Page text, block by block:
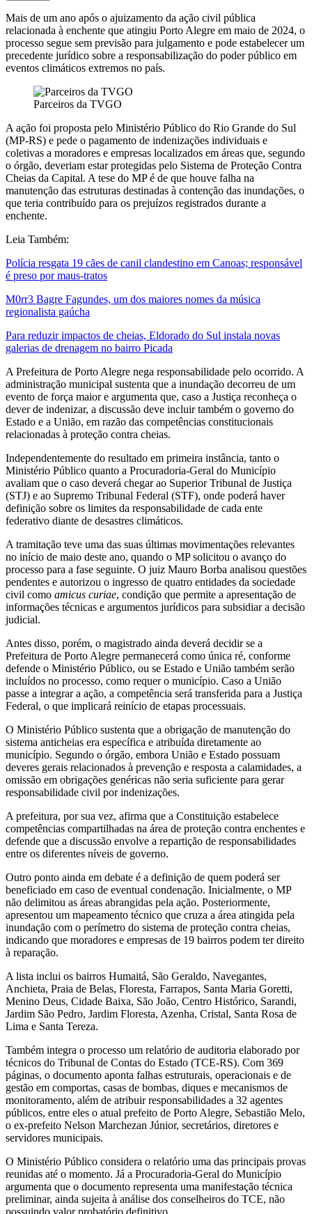
Mais de um ano após o ajuizamento da ação civil pública
relacionada à enchente que atingiu Porto Alegre em maio de 2024, o
processo segue sem previsão para julgamento e pode estabelecer um
precedente jurídico sobre a responsabilização do poder público em
eventos climáticos extremos no país.
Parceiros da TVGO
A ação foi proposta pelo Ministério Público do Rio Grande do Sul
(MP-RS) e pede o pagamento de indenizações individuais e
coletivas a moradores e empresas localizados em áreas que, segundo
o órgão, deveriam estar protegidas pelo Sistema de Proteção Contra
Cheias da Capital. A tese do MP é de que houve falha na
manutenção das estruturas destinadas à contenção das inundações, o
que teria contribuído para os prejuízos registrados durante a
enchente.
Leia Também:
Polícia resgata 19 cães de canil clandestino em Canoas; responsável
é preso por maus-tratos
M0rr3 Bagre Fagundes, um dos maiores nomes da música
regionalista gaúcha
Para reduzir impactos de cheias, Eldorado do Sul instala novas
galerias de drenagem no bairro Picada
A Prefeitura de Porto Alegre nega responsabilidade pelo ocorrido. A
administração municipal sustenta que a inundação decorreu de um
evento de força maior e argumenta que, caso a Justiça reconheça o
dever de indenizar, a discussão deve incluir também o governo do
Estado e a União, em razão das competências constitucionais
relacionadas à proteção contra cheias.
Independentemente do resultado em primeira instância, tanto o
Ministério Público quanto a Procuradoria-Geral do Município
avaliam que o caso deverá chegar ao Superior Tribunal de Justiça
(STJ) e ao Supremo Tribunal Federal (STF), onde poderá haver
definição sobre os limites da responsabilidade de cada ente
federativo diante de desastres climáticos.
A tramitação teve uma das suas últimas movimentações relevantes
no início de maio deste ano, quando o MP solicitou o avanço do
processo para a fase seguinte. O juiz Mauro Borba analisou questões
pendentes e autorizou o ingresso de quatro entidades da sociedade
civil como amicus curiae, condição que permite a apresentação de
informações técnicas e argumentos jurídicos para subsidiar a decisão
judicial.
Antes disso, porém, o magistrado ainda deverá decidir se a
Prefeitura de Porto Alegre permanecerá como única ré, conforme
defende o Ministério Público, ou se Estado e União também serão
incluídos no processo, como requer o município. Caso a União
passe a integrar a ação, a competência será transferida para a Justiça
Federal, o que implicará reinício de etapas processuais.
O Ministério Público sustenta que a obrigação de manutenção do
sistema anticheias era específica e atribuída diretamente ao
município. Segundo o órgão, embora União e Estado possuam
deveres gerais relacionados à prevenção e resposta a calamidades, a
omissão em obrigações genéricas não seria suficiente para gerar
responsabilidade civil por indenizações.
A prefeitura, por sua vez, afirma que a Constituição estabelece
competências compartilhadas na área de proteção contra enchentes e
defende que a discussão envolve a repartição de responsabilidades
entre os diferentes níveis de governo.
Outro ponto ainda em debate é a definição de quem poderá ser
beneficiado em caso de eventual condenação. Inicialmente, o MP
não delimitou as áreas abrangidas pela ação. Posteriormente,
apresentou um mapeamento técnico que cruza a área atingida pela
inundação com o perímetro do sistema de proteção contra cheias,
indicando que moradores e empresas de 19 bairros podem ter direito
à reparação.
A lista inclui os bairros Humaitá, São Geraldo, Navegantes,
Anchieta, Praia de Belas, Floresta, Farrapos, Santa Maria Goretti,
Menino Deus, Cidade Baixa, São João, Centro Histórico, Sarandi,
Jardim São Pedro, Jardim Floresta, Azenha, Cristal, Santa Rosa de
Lima e Santa Tereza.
Também integra o processo um relatório de auditoria elaborado por
técnicos do Tribunal de Contas do Estado (TCE-RS). Com 369
páginas, o documento aponta falhas estruturais, operacionais e de
gestão em comportas, casas de bombas, diques e mecanismos de
monitoramento, além de atribuir responsabilidades a 32 agentes
públicos, entre eles o atual prefeito de Porto Alegre, Sebastião Melo,
o ex-prefeito Nelson Marchezan Júnior, secretários, diretores e
servidores municipais.
O Ministério Público considera o relatório uma das principais provas
reunidas até o momento. Já a Procuradoria-Geral do Município
argumenta que o documento representa uma manifestação técnica
preliminar, ainda sujeita à análise dos conselheiros do TCE, não
possuindo valor probatório definitivo.